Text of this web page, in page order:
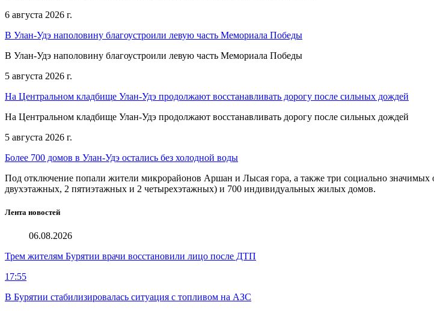
6 августа 2026 г.
В Улан-Удэ наполовину благоустроили левую часть Мемориала Победы
В Улан-Удэ наполовину благоустроили левую часть Мемориала Победы
5 августа 2026 г.
На Центральном кладбище Улан-Удэ продолжают восстанавливать дорогу после сильных дождей
На Центральном кладбище Улан-Удэ продолжают восстанавливать дорогу после сильных дождей
5 августа 2026 г.
Более 700 домов в Улан-Удэ остались без холодной воды
Под отключение попали жители микрорайонов Аршан и Лысая гора, а также три социально значимых
двухэтажных, 2 пятиэтажных и 2 четырехэтажных) и 700 индивидуальных жилых домов.
Лента новостей
06.08.2026
Трем жителям Бурятии врачи восстановили лицо после ДТП
17:55
В Бурятии стабилизировалась ситуация с топливом на АЗС